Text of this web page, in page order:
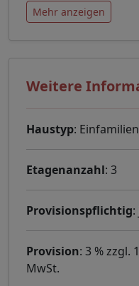
Mehr anzeigen
Weitere
Haustyp:
Etagenanzahl: 3
Provisionspflichtig:
Provision: 3 % zzgl.
MwSt.